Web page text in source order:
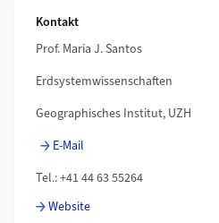
Kontakt
Prof. Maria J. Santos
Erdsystemwissenschaften
Geographisches Institut, UZH
E-Mail
Tel.: +41 44 63 55264
Website